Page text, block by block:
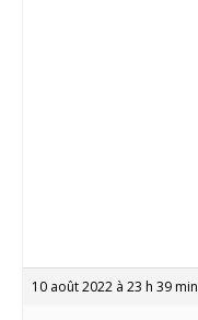
10 août 2022 à 23 h 39 min